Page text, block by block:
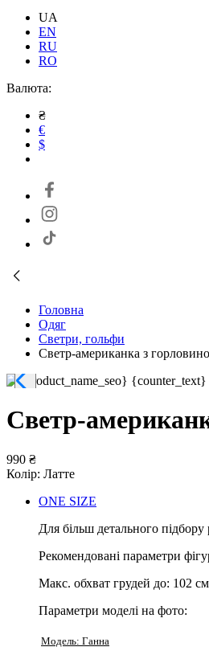
UA
EN
RU
RO
Валюта:
₴
€
$
Головна
Одяг
Светри, гольфи
Светр-американка з
Светр-
990 ₴
Колір: Латте
ONE SIZE
Для більш детального
Рекомендовані параметри
Макс. обхват грудей до: 102 см
Параметри моделі на фото:
Модель: Ганна